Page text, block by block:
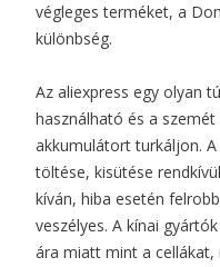
végleges terméket, a
különbség.
Az aliexpress egy olyan
használható és a
akkumulátort turkáljon.
töltése, kisütése
kíván, hiba esetén
veszélyes. A kínai
ára miatt mint a